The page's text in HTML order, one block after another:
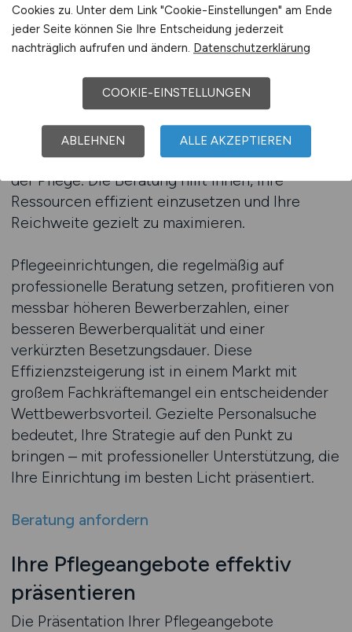
diese Aspekte berücksichtigen, führen
nachweislich zu mehr und besseren
Bewerbungen.
Darüber hinaus erhalten Sie Empfehlungen zur
besten Veröffentlichungszeit, zur idealen
Laufzeit Ihrer Anzeigen und zur gezielten
Ansprache bestimmter Fachgruppen innerhalb
der Pflege. Die Beratung hilft Ihnen, Ihre
Ressourcen effizient einzusetzen und Ihre
Reichweite gezielt zu maximieren.
Pflegeeinrichtungen, die regelmäßig auf
professionelle Beratung setzen, profitieren von
messbar höheren Bewerberzahlen, einer
besseren Bewerberqualität und einer
verkürzten Besetzungsdauer. Diese
Effizienzsteigerung ist in einem Markt mit
großem Fachkräftemangel ein entscheidender
Wettbewerbsvorteil. Gezielte Personalsuche
bedeutet, Ihre Strategie auf den Punkt zu
bringen – mit professioneller Unterstützung, die
Ihre Einrichtung im besten Licht präsentiert.
Beratung anfordern
Ihre Pflegeangebote effektiv
präsentieren
Die Präsentation Ihrer Pflegeangebote
Cookies zu. Unter dem Link "Cookie-Einstellungen" am Ende
jeder Seite können Sie Ihre Entscheidung jederzeit
nachträglich aufrufen und ändern. Datenschutzerklärung
COOKIE-EINSTELLUNGEN
ABLEHNEN ALLE AKZEPTIEREN